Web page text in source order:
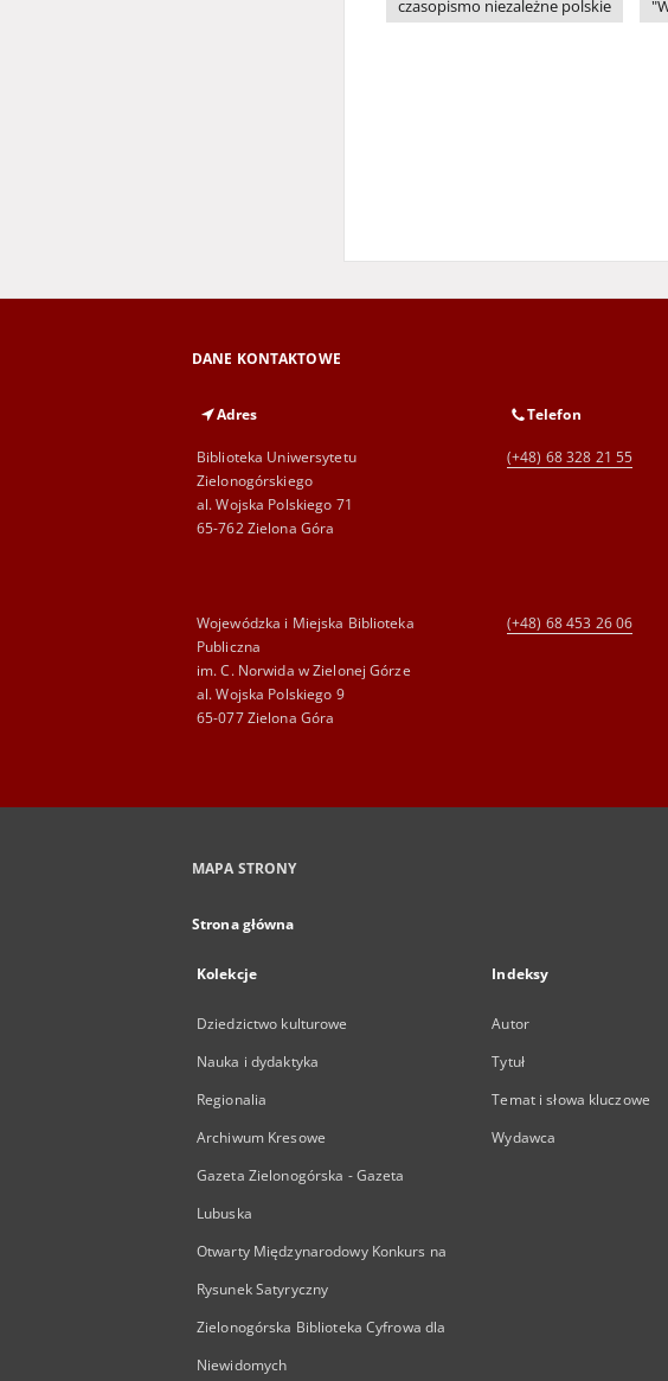
czasopismo niezależne polskie
DANE KONTAKTOWE
Adres
Biblioteka Uniwersytetu
Zielonogórskiego
al. Wojska Polskiego 71
65-762 Zielona Góra
Telefon
(+48) 68 328 21 55
Wojewódzka i Miejska Biblioteka
Publiczna
im. C. Norwida w Zielonej Górze
al. Wojska Polskiego 9
65-077 Zielona Góra
(+48) 68 453 26 06
MAPA STRONY
Strona główna
Kolekcje
Dziedzictwo kulturowe
Nauka i dydaktyka
Regionalia
Archiwum Kresowe
Gazeta Zielonogórska - Gazeta
Lubuska
Otwarty Międzynarodowy Konkurs na
Rysunek Satyryczny
Zielonogórska Biblioteka Cyfrowa dla
Niewidomych
Indeksy
Autor
Tytuł
Temat i słowa kluczowe
Wydawca